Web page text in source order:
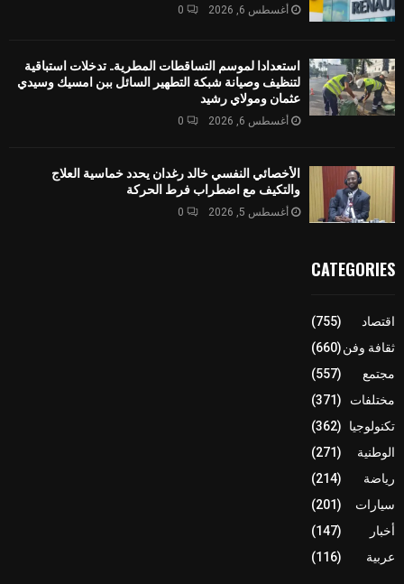
أغسطس 6, 2026 0
استعدادا لموسم التساقطات المطرية.. تدخلات استباقية
لتنظيف وصيانة شبكة التطهير السائل ببن امسيك وسيدي
عثمان ومولاي رشيد
أغسطس 6, 2026 0
الأخصائي النفسي خالد رغدان يحدد خماسية العلاج
والتكيف مع اضطراب فرط الحركة
أغسطس 5, 2026 0
CATEGORIES
اقتصاد
(755)
ثقافة وفن(660)
مجتمع
(557)
مختلفات
(371)
تكنولوجيا
(362)
الوطنية
(271)
رياضة
(214)
سيارات
(201)
أخبار
(147)
عربية
(116)